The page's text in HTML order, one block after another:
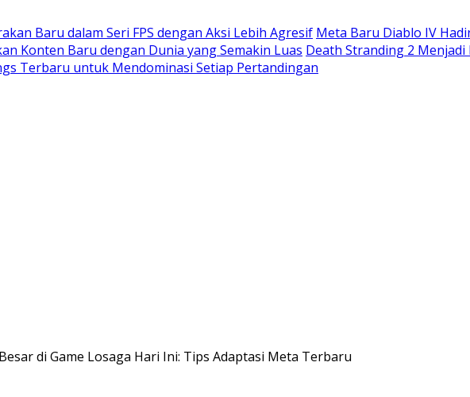
Baru dalam Seri FPS dengan Aksi Lebih Agresif Meta Baru Diablo IV
Konten Baru dengan Dunia yang Semakin Luas Death Stranding 2
Terbaru untuk Mendominasi Setiap Pertandingan
di Game Losaga Hari Ini: Tips Adaptasi Meta Terbaru